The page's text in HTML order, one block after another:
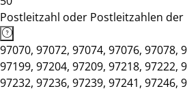
Postleitzahl oder Postleitzahlen der
97070, 97072, 97074, 97076, 97078,
97199, 97204, 97209, 97218, 97222,
97232, 97236, 97239, 97241, 97246,